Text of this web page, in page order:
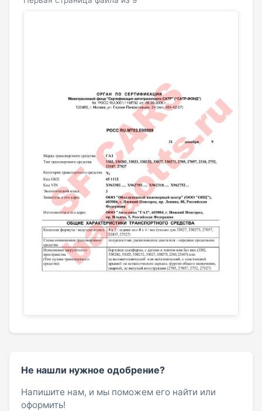
Не нашли нужное одобрение?
Напишите нам, и мы поможем его найти или
оформить!